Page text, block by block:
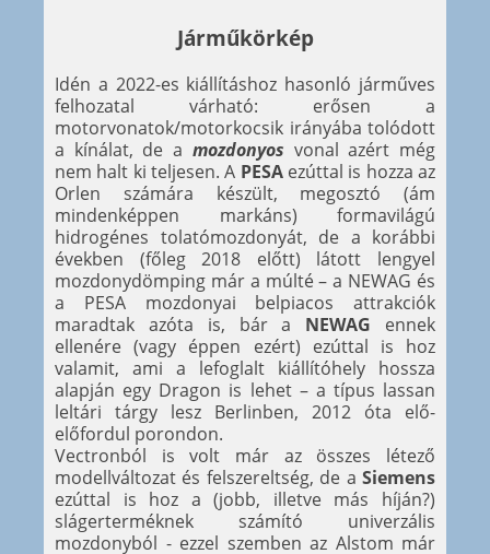
Járműkörkép
Idén a 2022-es kiállításhoz hasonló járműves
felhozatal várható: erősen a
motorvonatok/motorkocsik irányába tolódott
a kínálat, de a mozdonyos vonal azért még
nem halt ki teljesen. A PESAezúttal is hozza az
Orlen számára készült, megosztó (ám
mindenképpen markáns) formavilágú
hidrogénes tolatómozdonyát, de a korábbi
években (főleg 2018 előtt) látott lengyel
mozdonydömping már a múlté – a NEWAG és
a PESA mozdonyai belpiacos attrakciók
maradtak azóta is, bár a NEWAG ennek
ellenére (vagy éppen ezért) ezúttal is hoz
valamit, ami a lefoglalt kiállítóhely hossza
alapján egy Dragon is lehet – a típus lassan
leltári tárgy lesz Berlinben, 2012 óta elő-
előfordul porondon.
Vectronból is volt már az összes létező
modellváltozat és felszereltség, de a Siemens
ezúttal is hoz a (jobb, illetve más híján?)
slágerterméknek számító univerzális
mozdonyból - ezzel szemben az Alstom már